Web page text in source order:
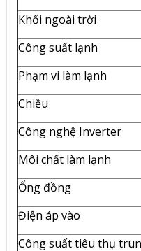
Khối ngoài trời
Công suất lạnh
Phạm vi làm lạnh
Chiều
Công nghệ Inverter
Môi chất làm lạnh
Ống đồng
Điện áp vào
Công suất tiêu thụ